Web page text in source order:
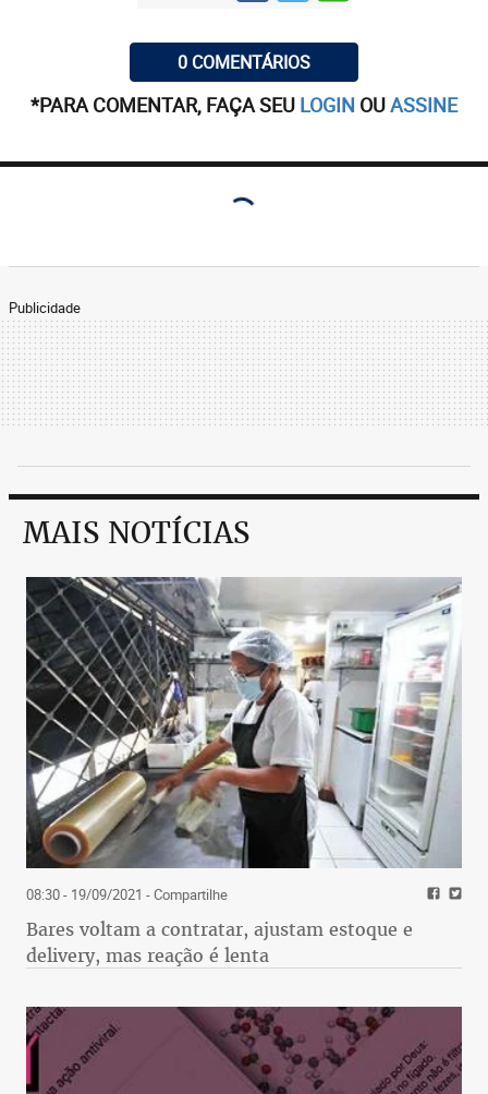
0 COMENTÁRIOS
*PARA COMENTAR, FAÇA SEU LOGIN OUASSINE
Publicidade
MAIS NOTÍCIAS
08:30 - 19/09/2021 - Compartilhe
Bares voltam a contratar, ajustam estoque e
delivery, mas reação é lenta